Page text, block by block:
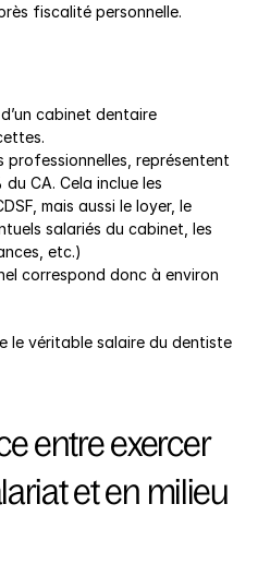
fiscalité personnelle.
cabinet dentaire
professionnelles, représentent
CA. Cela inclue les
mais aussi le loyer, le
salariés du cabinet, les
etc.)
correspond donc à environ
le véritable salaire du dentiste
entre exercer
et en milieu